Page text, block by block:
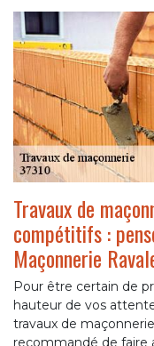
Travaux de
compétitifs :
Maçonnerie
Pour être certain de
hauteur de vos
travaux de